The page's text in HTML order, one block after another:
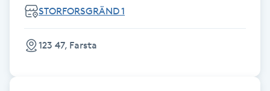
Färgning
STORFORSGRÄND 1
123 47, Farsta